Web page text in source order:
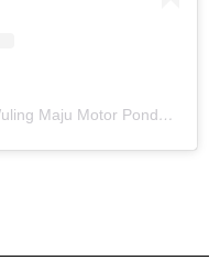
Sebuah kiriman dibagikan oleh Wuling Maju Motor Pondok Gede (@wulingmajupondokgede)